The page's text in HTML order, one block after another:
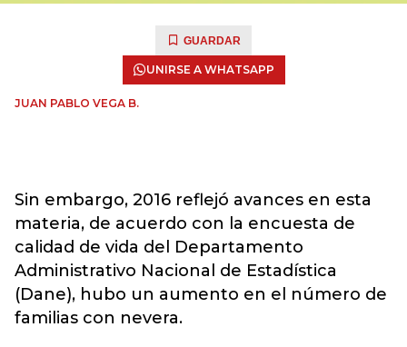
GUARDAR
UNIRSE A WHATSAPP
JUAN PABLO VEGA B.
Sin embargo, 2016 reflejó avances en esta
materia, de acuerdo con la encuesta de
calidad de vida del Departamento
Administrativo Nacional de Estadística
(Dane), hubo un aumento en el número de
familias con nevera.